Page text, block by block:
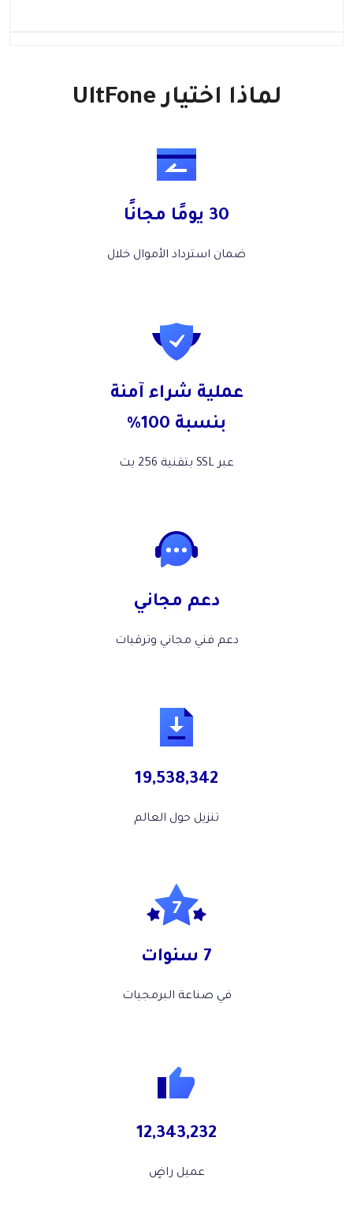
لماذا اختيار UltFone
30 يومًا مجانًا
ضمان استرداد الأموال خلال
عملية شراء آمنة
بنسبة 100%
عبر SSL بتقنية 256 بت
دعم مجاني
دعم فني مجاني وترقيات
19,538,342
تنزيل حول العالم
7 سنوات
في صناعة البرمجيات
12,343,232
عميل راضٍ